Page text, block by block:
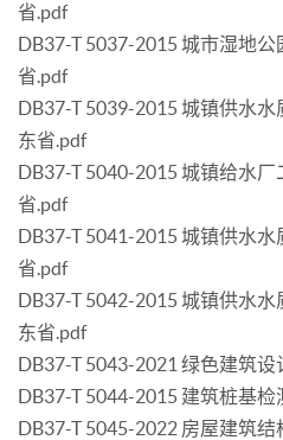
省.pdf
DB37-T 5037-2015 城市湿地
省.pdf
DB37-T 5039-2015 城镇供水
东省.pdf
DB37-T 5040-2015 城镇给水
省.pdf
DB37-T 5041-2015 城镇供水
省.pdf
DB37-T 5042-2015 城镇供水
东省.pdf
DB37-T 5043-2021 绿色建筑设
DB37-T 5044-2015 建筑桩基
DB37-T 5045-2022 房屋建筑